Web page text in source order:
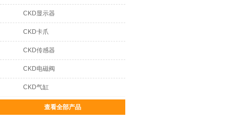
CKD显示器
CKD卡爪
CKD传感器
CKD电磁阀
CKD气缸
查看全部产品